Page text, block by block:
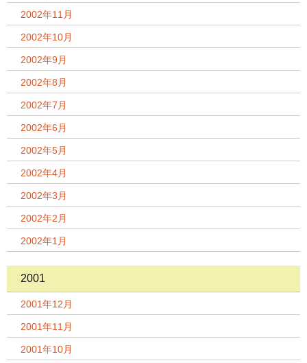
2002年11月
2002年10月
2002年9月
2002年8月
2002年7月
2002年6月
2002年5月
2002年4月
2002年3月
2002年2月
2002年1月
2001
2001年12月
2001年11月
2001年10月